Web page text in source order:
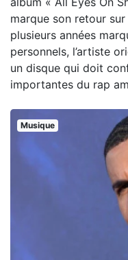
marque son retour
plusieurs années
personnels, l’artiste
un disque qui doit
importantes du rap
Musique